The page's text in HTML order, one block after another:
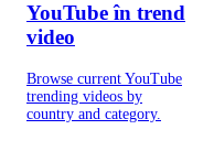
YouTube în trend
video
Browse current YouTube
trending videos by
country and category.